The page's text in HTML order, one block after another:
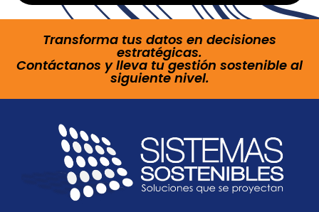
Transforma tus datos en decisiones
estratégicas.
Contáctanos y lleva tu gestión sostenible al
siguiente nivel.